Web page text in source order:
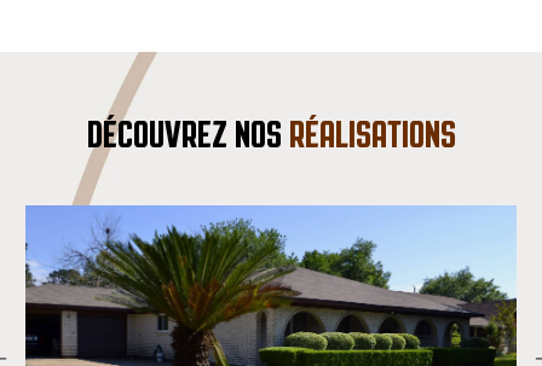
DÉCOUVREZ NOS RÉALISATIONS